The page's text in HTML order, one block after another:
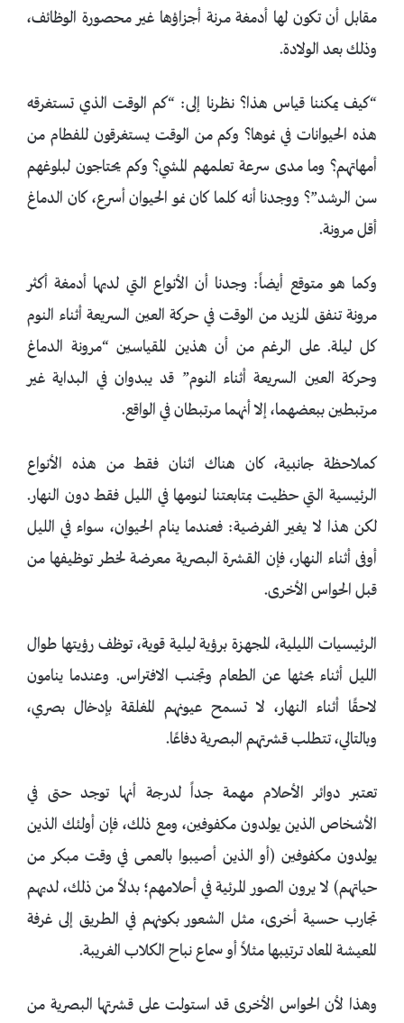
مقابل أن تكون لها أدمغة مرنة أجزاؤها غير محصورة الوظائف،
وذلك بعد الولادة.
“كيف يمكننا قياس هذا؟ نظرنا إلى: “كم الوقت الذي تستغرقه
هذه الحيوانات في نموها؟ وكم من الوقت يستغرقون للفطام من
أمهاتهم؟ وما مدى سرعة تعلمهم المشي؟ وكم يحتاجون لبلوغهم
سن الرشد”؟ ووجدنا أنه كلما كان نمو الحيوان أسرع، كان الدماغ
أقل مرونة.
وكما هو متوقع أيضاً: وجدنا أن الأنواع التي لديها أدمغة أكثر
مرونة تنفق المزيد من الوقت في حركة العين السريعة أثناء النوم
كل ليلة. على الرغم من أن هذين المقياسين “مرونة الدماغ
وحركة العين السريعة أثناء النوم” قد يبدوان في البداية غير
مرتبطين ببعضهما، إلا أنهما مرتبطان في الواقع.
كملاحظة جانبية، كان هناك اثنان فقط من هذه الأنواع
الرئيسية التي حظيت بمتابعتنا لنومها في الليل فقط دون النهار.
لكن هذا لا يغير الفرضية: فعندما ينام الحيوان، سواء في الليل
أوفى أثناء النهار، فإن القشرة البصرية معرضة لخطر توظيفها من
قبل الحواس الأخرى.
الرئيسيات الليلية، المجهزة برؤية ليلية قوية، توظف رؤيتها طوال
الليل أثناء بحثها عن الطعام وتجنب الافتراس. وعندما ينامون
لاحقًا أثناء النهار، لا تسمح عيونهم المغلقة بإدخال بصري،
وبالتالي، تتطلب قشرتهم البصرية دفاعًا.
تعتبر دوائر الأحلام مهمة جداً لدرجة أنها توجد حتى في
الأشخاص الذين يولدون مكفوفين، ومع ذلك، فإن أولئك الذين
يولدون مكفوفين (أو الذين أصيبوا بالعمى في وقت مبكر من
حياتهم) لا يرون الصور المرئية في أحلامهم؛ بدلاً من ذلك، لديهم
تجارب حسية أخرى، مثل الشعور بكونهم في الطريق إلى غرفة
المعيشة المعاد ترتيبها مثلاً أو سماع نباح الكلاب الغريبة.
وهذا لأن الحواس الأخرى قد استولت على قشرتها البصرية من